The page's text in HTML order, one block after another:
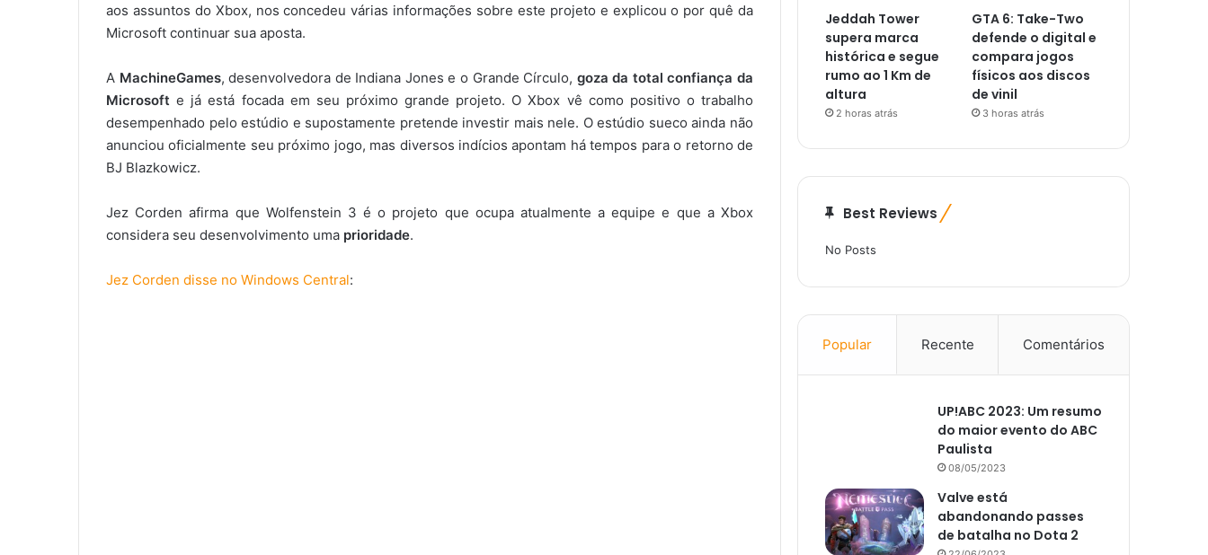
aos assuntos do Xbox, nos concedeu várias informações sobre este projeto e explicou o por quê da
Microsoft continuar sua aposta.
A MachineGames, desenvolvedora de Indiana Jones e o Grande Círculo, goza da total confiança da
Microsoft e já está focada em seu próximo grande projeto. O Xbox vê como positivo o trabalho
desempenhado pelo estúdio e supostamente pretende investir mais nele. O estúdio sueco ainda não
anunciou oficialmente seu próximo jogo, mas diversos indícios apontam há tempos para o retorno de
BJ Blazkowicz.
Jez Corden afirma que Wolfenstein 3 é o projeto que ocupa atualmente a equipe e que a Xbox
considera seu desenvolvimento uma prioridade.
Jez Corden disse no Windows Central:
Jeddah Tower
supera marca
histórica e segue
rumo ao 1 Km de
altura
2 horas atrás
GTA 6: Take-Two
defende o digital e
compara jogos
físicos aos discos
de vinil
3 horas atrás
Best Reviews
No Posts
Popular Recente Comentários
UP!ABC 2023: Um resumo
do maior evento do ABC
Paulista
08/05/2023
Valve está
abandonando passes
de batalha no Dota 2